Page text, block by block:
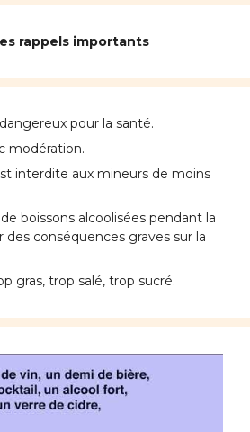
rappels importants
pour la santé.
modération.
interdite aux mineurs de moins
boissons alcoolisées pendant la
des conséquences graves sur la
gras, trop salé, trop sucré.